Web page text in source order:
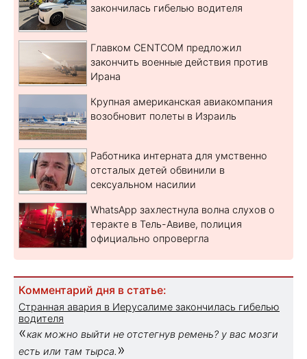
закончилась гибелью водителя
Главком CENTCOM предложил
закончить военные действия против
Ирана
Крупная американская авиакомпания
возобновит полеты в Израиль
Работника интерната для умственно
отсталых детей обвинили в
сексуальном насилии
WhatsApp захлестнула волна слухов о
теракте в Тель-Авиве, полиция
официально опровергла
Комментарий дня в статье:
Странная авария в Иерусалиме закончилась гибелью
водителя
«как можно выйти не отстегнув ремень? у вас мозги
есть или там тырса. »